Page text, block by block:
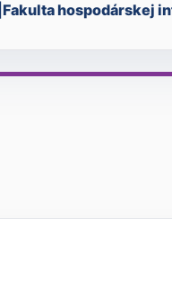
Fakulta hospodárskej